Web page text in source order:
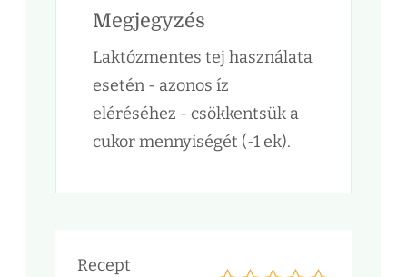
Megjegyzés
Laktózmentes tej használata
esetén - azonos íz
eléréséhez - csökkentsük a
cukor mennyiségét (-1 ek).
Recept